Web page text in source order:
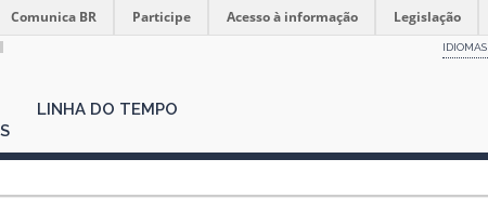
Comunica BR Participe Acesso à informação Legislação
IDIOMAS
LINHA DO TEMPO